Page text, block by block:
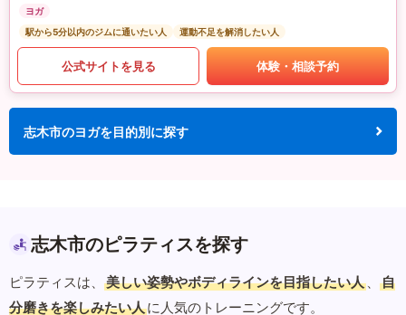
ヨガ
駅から5分以内のジムに通いたい人
運動不足を解消したい人
公式サイトを見る 体験・相談予約
志木市のヨガを目的別に探す
志木市のピラティスを探す
ピラティスは、 美しい姿勢やボディラインを目指したい人 、
自
分磨きを楽しみたい人に人気のトレーニングです。